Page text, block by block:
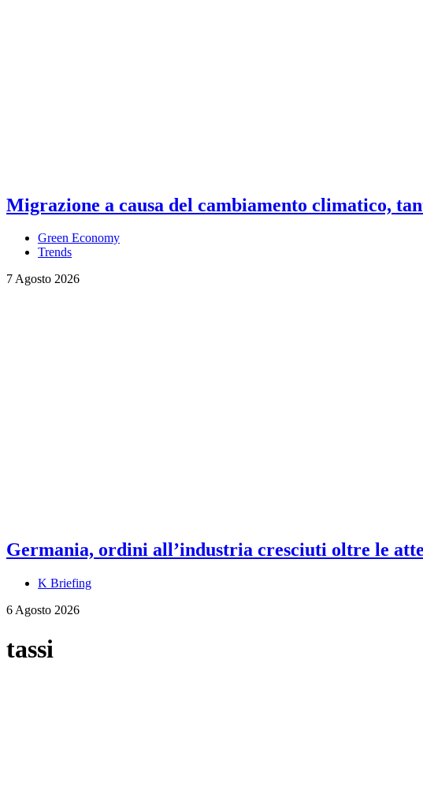
Migrazione a causa del cambiamento climatico,
Green Economy
Trends
7 Agosto 2026
Germania, ordini all’industria cresciuti oltre le
K Briefing
6 Agosto 2026
tassi